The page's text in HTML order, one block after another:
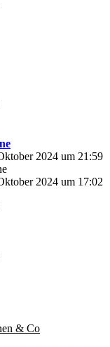
2024 um 21:59
2024 um 17:02
& Co